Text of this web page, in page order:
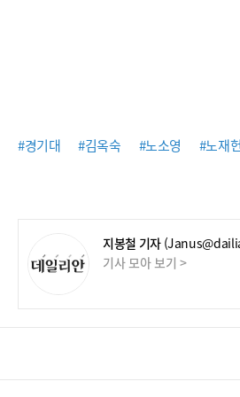
#경기대 #김옥숙 #노소영 #노재헌
지봉철 기자
기사 모아 보기 >